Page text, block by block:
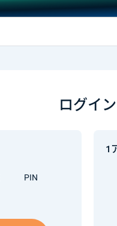
ログイン
PIN
1